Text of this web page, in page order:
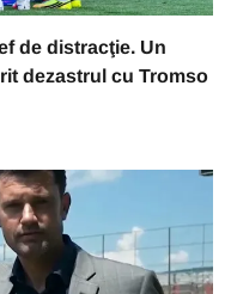
de distracţie. Un
dezastrul cu Tromso